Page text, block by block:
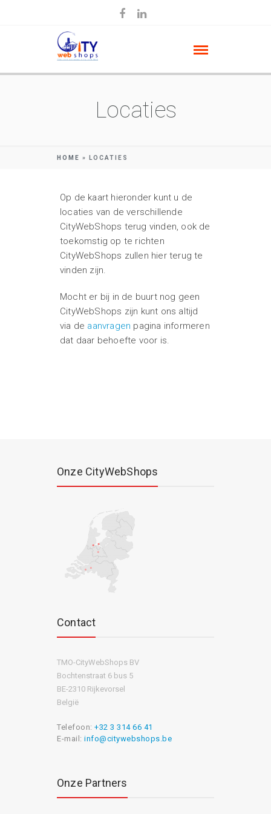
Locaties
HOME » LOCATIES
Op de kaart hieronder kunt u de
locaties van de verschillende
CityWebShops terug vinden, ook de
toekomstig op te richten
CityWebShops zullen hier terug te
vinden zijn.
Mocht er bij in de buurt nog geen
CityWebShops zijn kunt ons altijd
via de aanvragen pagina informeren
dat daar behoefte voor is.
Onze CityWebShops
Contact
TMO-CityWebShops BV
Bochtenstraat 6 bus 5
BE-2310 Rijkevorsel
België
Telefoon: +32 3 314 66 41
E-mail: info@citywebshops.be
Onze Partners